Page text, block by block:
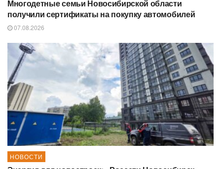
Многодетные семьи Новосибирской области
получили сертификаты на покупку автомобилей
07.08.2026
НОВОСТИ